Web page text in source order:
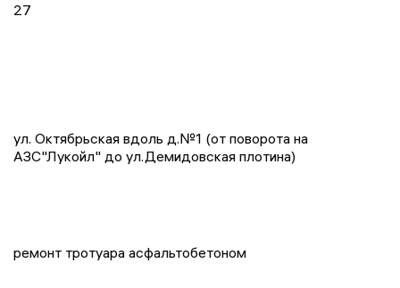
27
ул. Октябрьская вдоль д.№1 (от поворота на
АЗС"Лукойл" до ул.Демидовская плотина)
ремонт тротуара асфальтобетоном